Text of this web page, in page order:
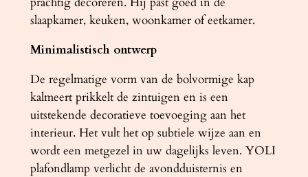
slaapkamer, keuken, woonkamer of eetkamer.
Minimalistisch ontwerp
De regelmatige vorm van de bolvormige kap
kalmeert prikkelt de zintuigen en is een
uitstekende decoratieve toevoeging aan het
interieur. Het vult het op subtiele wijze aan en
wordt een metgezel in uw dagelijks leven. YOLI
plafondlamp verlicht de avondduisternis en